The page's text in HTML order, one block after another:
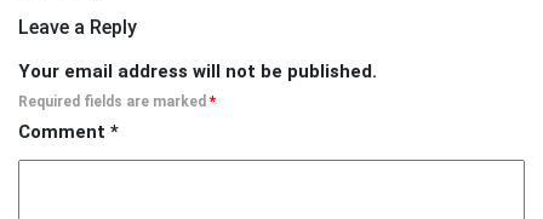
Leave a Reply
Your email address will not be published.
Required fields are marked *
Comment *